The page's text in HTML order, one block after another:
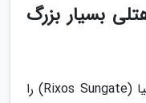
بسیار بزرگ
و اما هتل ریکسوس سان گیت آنتالیا (Rixos Sungate) را